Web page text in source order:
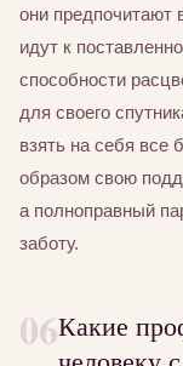
они предпочитают
идут к
способности
для своего
взять на себя все
образом свою
а полноправный
заботу.
06Какие